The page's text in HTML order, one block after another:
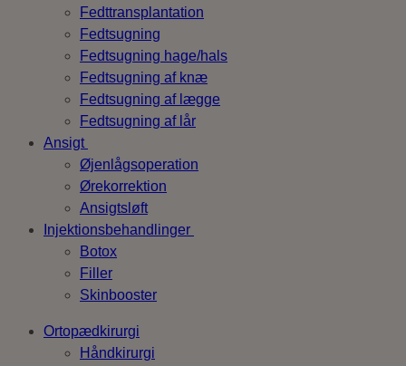
Fedttransplantation
Fedtsugning
Fedtsugning hage/hals
Fedtsugning af knæ
Fedtsugning af lægge
Fedtsugning af lår
Ansigt
Øjenlågsoperation
Ørekorrektion
Ansigtsløft
Injektionsbehandlinger
Botox
Filler
Skinbooster
Ortopædkirurgi
Håndkirurgi